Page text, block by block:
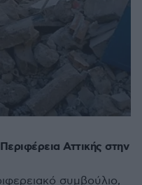
Αττικής στην
συμβούλιο,